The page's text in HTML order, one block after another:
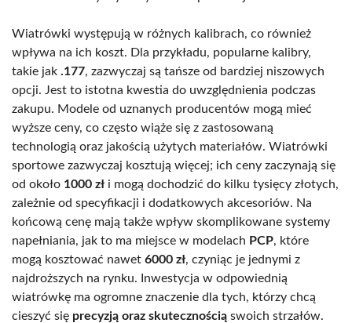
Wiatrówki występują w różnych kalibrach, co również
wpływa na ich koszt. Dla przykładu, popularne kalibry,
takie jak .177, zazwyczaj są tańsze od bardziej niszowych
opcji. Jest to istotna kwestia do uwzględnienia podczas
zakupu. Modele od uznanych producentów mogą mieć
wyższe ceny, co często wiąże się z zastosowaną
technologią oraz jakością użytych materiałów. Wiatrówki
sportowe zazwyczaj kosztują więcej; ich ceny zaczynają się
od około 1000 zł i mogą dochodzić do kilku tysięcy złotych,
zależnie od specyfikacji i dodatkowych akcesoriów. Na
końcową cenę mają także wpływ skomplikowane systemy
napełniania, jak to ma miejsce w modelach PCP, które
mogą kosztować nawet 6000 zł, czyniąc je jednymi z
najdroższych na rynku. Inwestycja w odpowiednią
wiatrówkę ma ogromne znaczenie dla tych, którzy chcą
cieszyć się precyzją oraz skutecznością swoich strzałów.